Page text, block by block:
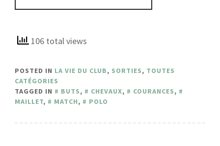
106 total views
POSTED IN LA VIE DU CLUB, SORTIES, TOUTES
CATÉGORIES
TAGGED IN
BUTS, CHEVAUX, COURANCES,
MAILLET, MATCH, POLO